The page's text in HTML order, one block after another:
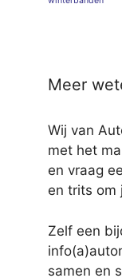
Meer
Wij van
met het
en vraag
en trits om
Zelf een
samen en